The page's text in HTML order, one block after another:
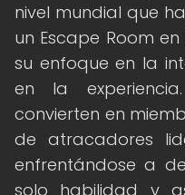
nivel mundial que
un Escape Room
su enfoque en la
en la
convierten en
de atracadores
enfrentándose a
solo habilidad y